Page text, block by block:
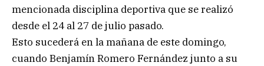
mencionada disciplina deportiva que se realizó
desde el 24 al 27 de julio pasado.
Esto sucederá en la mañana de este domingo,
cuando Benjamín Romero Fernández junto a su